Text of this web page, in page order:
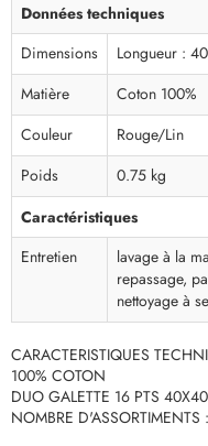
Données techniques
Dimensions
Longueur :
Matière
Coton 100%
Couleur
Rouge/Lin
Poids
0.75 kg
Caractéristiques
Entretien
lavage à la
repassage,
nettoyage à
CARACTERISTIQUES
100% COTON
DUO GALETTE 16 PTS
NOMBRE D'ASSORTIMENTS